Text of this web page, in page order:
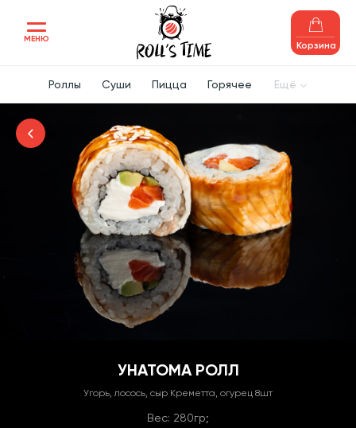
МЕНЮ
Корзина
Роллы Суши Пицца Горячее Ещё
УНАТОМА РОЛЛ
Угорь, лосось, сыр Креметта, огурец 8шт
Вес: 280гр;